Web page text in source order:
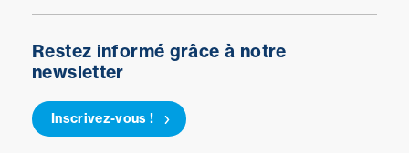
Restez informé grâce à notre
newsletter
Inscrivez-vous !